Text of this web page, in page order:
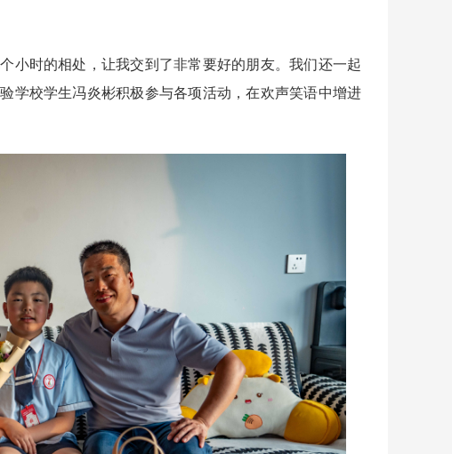
时的相处，让我交到了非常要好的朋友。我们还一起
学校学生冯炎彬积极参与各项活动，在欢声笑语中增进